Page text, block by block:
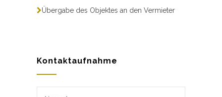
Übergabe des Objektes an den Vermieter
Kontaktaufnahme